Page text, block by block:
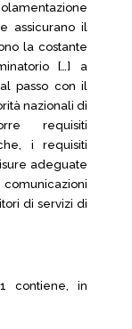
assicurano il
la costante
[…] a
passo con il
nazionali di
requisiti
i requisiti
adeguate
di servizi di
contiene, in